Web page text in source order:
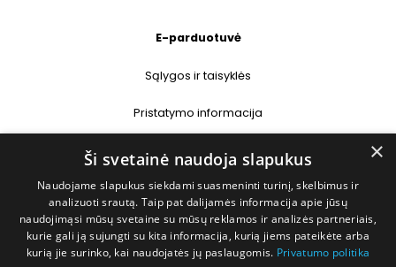
E-parduotuvė
Sąlygos ir taisyklės
Pristatymo informacija
Prekių grąžinimas
Kontaktai
+370 677 31358
×
Ši svetainė naudoja slapukus
Naudojame slapukus siekdami suasmeninti turinį, skelbimus ir
analizuoti srautą. Taip pat dalijamės informacija apie jūsų
naudojimąsi mūsų svetaine su mūsų reklamos ir analizės partneriais,
kurie gali ją sujungti su kita informacija, kurią jiems pateikėte arba
kurią jie surinko, kai naudojatės jų paslaugomis. Privatumo politika